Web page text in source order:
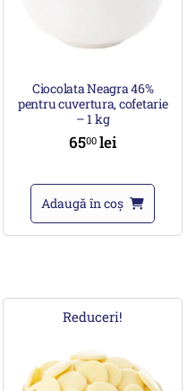
Ciocolata Neagra 46%
pentru cuvertura, cofetarie
– 1 kg
6500lei
Adaugă în coș
Reduceri!